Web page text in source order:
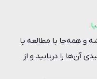
و همه‌جا با مطالعه یا
آن‌ها را دریابید و از